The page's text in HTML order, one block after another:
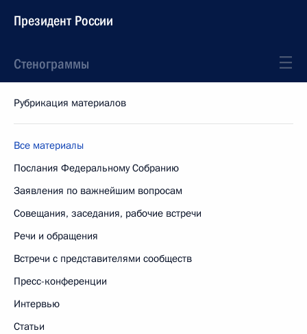
Президент России
Стенограммы
Рубрикация материалов
Все материалы
Послания Федеральному Собранию
Заявления по важнейшим вопросам
Совещания, заседания, рабочие встречи
Речи и обращения
Встречи с представителями сообществ
Пресс-конференции
Интервью
Статьи